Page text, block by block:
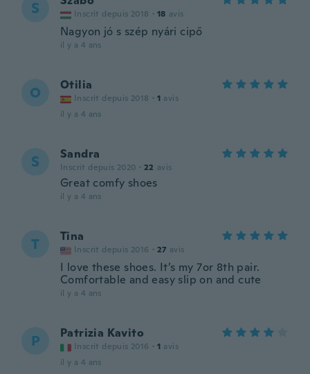
S Inscrit depuis 2018 · 18 avis
Nagyon jó s szép nyári cipő
il y a 4 ans
O Otilia
Inscrit depuis 2018 · 1 avis
il y a 4 ans
S Sandra
Inscrit depuis 2020 · 22 avis
Great comfy shoes
il y a 4 ans
T Tina
Inscrit depuis 2016 · 27 avis
I love these shoes. It’s my 7or 8th pair.
Comfortable and easy slip on and cute
il y a 4 ans
P Patrizia Kavito
Inscrit depuis 2016 · 1 avis
il y a 4 ans